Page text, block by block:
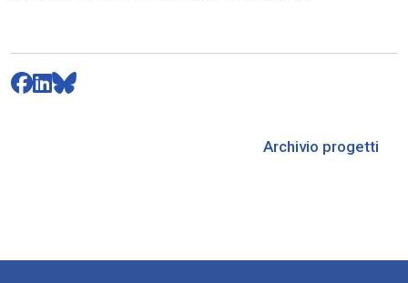
Archivio progetti